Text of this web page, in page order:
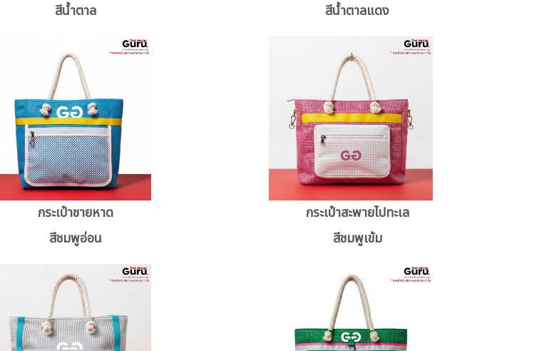
สีน้ำตาล
สีน้ำตาลแดง
กระเป๋าชายหาด
สีชมพูอ่อน
กระเป๋าสะพายไปทะเล
สีชมพูเข้ม